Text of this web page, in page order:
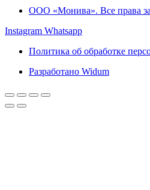
ООО «Монива». Все права
Instagram Whatsapp
Политика об обработке
Разработано Widum